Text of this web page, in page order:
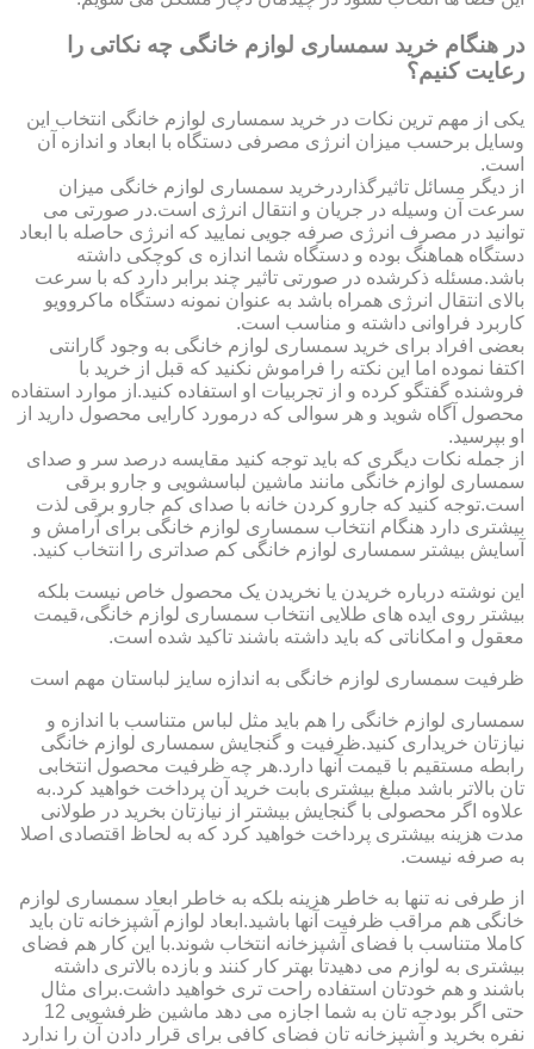
در هنگام خرید سمساری لوازم خانگی چه نکاتی را
رعایت کنیم؟
یکی از مهم ترین نکات در خرید سمساری لوازم خانگی انتخاب این
وسایل برحسب میزان انرژی مصرفی دستگاه با ابعاد و اندازه آن
است.
از دیگر مسائل تاثیرگذاردرخرید سمساری لوازم خانگی میزان
سرعت آن وسیله در جریان و انتقال انرژی است.در صورتی می
توانید در مصرف انرژی صرفه جویی نمایید که انرژی حاصله با ابعاد
دستگاه هماهنگ بوده و دستگاه شما اندازه ی کوچکی داشته
باشد.مسئله ذکرشده در صورتی تاثیر چند برابر دارد که با سرعت
بالای انتقال انرژی همراه باشد به عنوان نمونه دستگاه ماکروویو
کاربرد فراوانی داشته و مناسب است.
بعضی افراد برای خرید سمساری لوازم خانگی به وجود گارانتی
اکتفا نموده اما این نکته را فراموش نکنید که قبل از خرید با
فروشنده گفتگو کرده و از تجربیات او استفاده کنید.از موارد استفاده
محصول آگاه شوید و هر سوالی که درمورد کارایی محصول دارید از
او بپرسید.
از جمله نکات دیگری که باید توجه کنید مقایسه درصد سر و صدای
سمساری لوازم خانگی مانند ماشین لباسشویی و جارو برقی
است.توجه کنید که جارو کردن خانه با صدای کم جارو برقی لذت
بیشتری دارد هنگام انتخاب سمساری لوازم خانگی برای آرامش و
آسایش بیشتر سمساری لوازم خانگی کم صداتری را انتخاب کنید.
این نوشته درباره خریدن یا نخریدن یک محصول خاص نیست بلکه
بیشتر روی ایده های طلایی انتخاب سمساری لوازم خانگی،قیمت
معقول و امکاناتی که باید داشته باشند تاکید شده است.
ظرفیت سمساری لوازم خانگی به اندازه سایز لباستان مهم است
سمساری لوازم خانگی را هم باید مثل لباس متناسب با اندازه و
نیازتان خریداری کنید.ظرفیت و گنجایش سمساری لوازم خانگی
رابطه مستقیم با قیمت آنها دارد.هر چه ظرفیت محصول انتخابی
تان بالاتر باشد مبلغ بیشتری بابت خرید آن پرداخت خواهید کرد.به
علاوه اگر محصولی با گنجایش بیشتر از نیازتان بخرید در طولانی
مدت هزینه بیشتری پرداخت خواهید کرد که به لحاظ اقتصادی اصلا
به صرفه نیست.
از طرفی نه تنها به خاطر هزینه بلکه به خاطر ابعاد سمساری لوازم
خانگی هم مراقب ظرفیت آنها باشید.ابعاد لوازم آشپزخانه تان باید
کاملا متناسب با فضای آشپزخانه انتخاب شوند.با این کار هم فضای
بیشتری به لوازم می دهیدتا بهتر کار کنند و بازده بالاتری داشته
باشند و هم خودتان استفاده راحت تری خواهید داشت.برای مثال
حتی اگر بودجه تان به شما اجازه می دهد ماشین ظرفشویی 12
نفره بخرید و آشپزخانه تان فضای کافی برای قرار دادن آن را ندارد